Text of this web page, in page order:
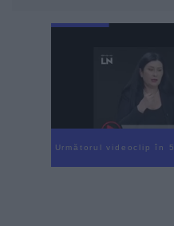
Următorul videoclip în 4